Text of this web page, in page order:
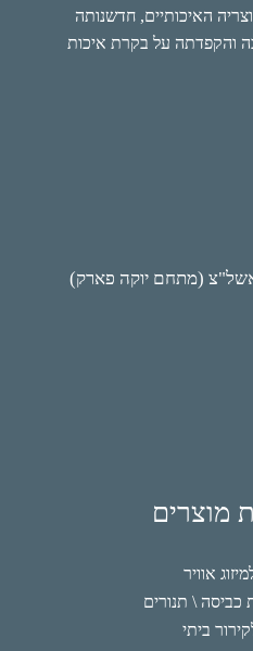
האיכותיים, חדשנותה
והקפדתה על בקרת איכות
מוצרים
אוויר
כביסה \ תנורים
ביתי